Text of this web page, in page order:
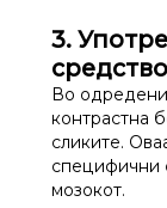
3.
средство
Во одредени
контрастна
сликите.
специфични
мозокот.